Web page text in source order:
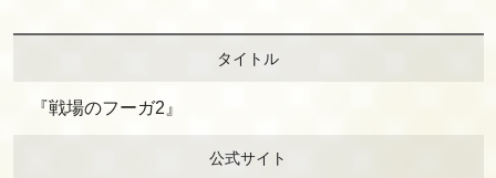
タイトル
『戦場のフーガ2』
公式サイト